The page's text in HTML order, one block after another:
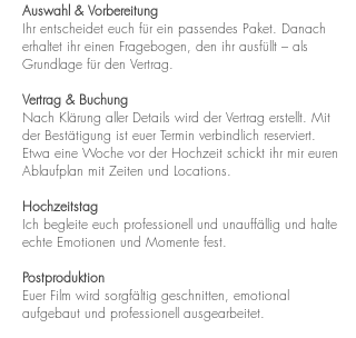
Auswahl & Vorbereitung
Ihr entscheidet euch für ein passendes Paket. Danach
erhaltet ihr einen Fragebogen, den ihr ausfüllt – als
Grundlage für den Vertrag.
Vertrag & Buchung
Nach Klärung aller Details wird der Vertrag erstellt. Mit
der Bestätigung ist euer Termin verbindlich reserviert.
Etwa eine Woche vor der Hochzeit schickt ihr mir euren
Ablaufplan mit Zeiten und Locations.
Hochzeitstag
Ich begleite euch professionell und unauffällig und halte
echte Emotionen und Momente fest.
Postproduktion
Euer Film wird sorgfältig geschnitten, emotional
aufgebaut und professionell ausgearbeitet.